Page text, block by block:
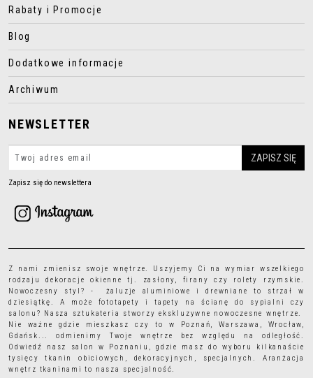
Rabaty i Promocje
Blog
Dodatkowe informacje
Archiwum
NEWSLETTER
Zapisz się do newslettera
Z nami zmienisz swoje wnętrze. Uszyjemy Ci na wymiar wszelkiego
rodzajudekoracje okienne tj. zasłony, firany czy rolety rzymskie.
Nowoczesny styl? - żaluzje aluminiowe i drewniane to strzał w
dziesiątkę. A może fototapety i tapety
na ścianę do sypialni czy
salonu? Nasza sztukateria stworzy ekskluzywne nowoczesne wnętrze.
Nie ważne gdzie mieszkasz czy to w Poznań, Warszawa, Wrocław,
Gdańsk... odmienimy Twoje wnętrze bez względu na odległość.
Odwiedź nasz salon w Poznaniu, gdzie masz do wyboru kilkanaście
tysięcytkanin obiciowych , dekoracyjnych, specjalnych. Aranżacja
wnętrz tkaninami to nasza specjalność.